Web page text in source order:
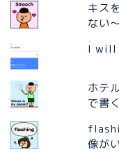
キス
ない〜
I will
ホテ
で書
像が